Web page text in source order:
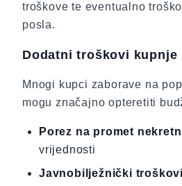
troškove te eventualno
posla.
Dodatni troškovi kupnje
Mnogi kupci zaborave na
mogu značajno opteretiti
Porez na promet
vrijednosti
Javnobilježnički troškovi